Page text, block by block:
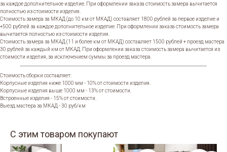
за каждое дополнительное изделие. При оформлении заказа стоимость замера вычитается
полностью из стоимости изделия.
Стоимость замера за МКАД (до 10 км от МКАД) составляет 1800 рублей за первое изделие и
+500 рублей за каждое дополнительное изделие. При оформлении заказа стоимость замера
вычитается полностью из стоимости изделия.
Стоимость замера за МКАД (11 и более км от МКАД) составляет 1500 рублей + проезд мастера
30 рублей за каждый км от МКАД. При оформлении заказа стоимость замера вычитается из
стоимости изделия, за исключением суммы за проезд мастера.
Стоимость сборки составляет:
Корпусные изделия ниже 1000 мм - 10% от стоимости изделия.
Корпусные изделия выше 1000 мм - 13% от стоимости.
Встроенные изделия - 15% от стоимости.
Выезд мастера за МКАД - 30 руб/км
С этим товаром покупают